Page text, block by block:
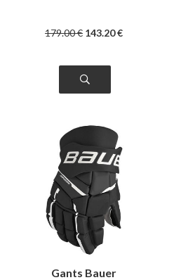
179.00€ 143.20€
Gants Bauer